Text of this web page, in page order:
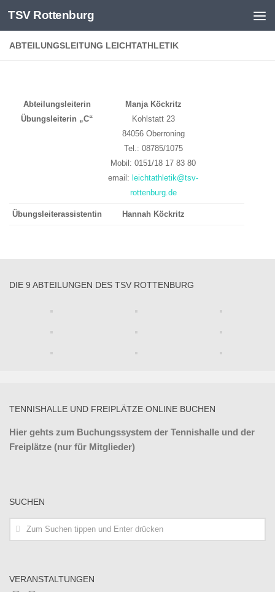
Skip to content
TSV Rottenburg
ABTEILUNGSLEITUNG LEICHTATHLETIK
Abteilungsleiterin
Übungsleiterin „C“
Manja Köckritz
Kohlstatt 23
84056 Oberroning
Tel.: 08785/1075
Mobil: 0151/18 17 83 80
email: leichtathletik@tsv-
rottenburg.de
Übungsleiterassistentin Hannah Köckritz
DIE 9 ABTEILUNGEN DES TSV ROTTENBURG
TENNISHALLE UND FREIPLÄTZE ONLINE BUCHEN
Hier gehts zum Buchungssystem der Tennishalle und der
Freiplätze (nur für Mitglieder)
SUCHEN
VERANSTALTUNGEN